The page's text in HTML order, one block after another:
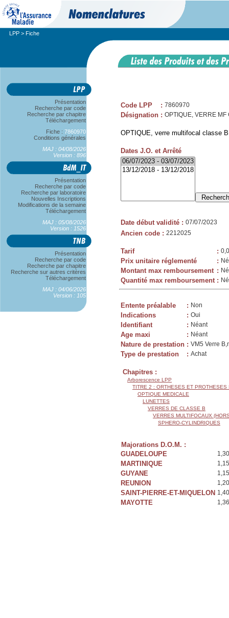
LPP > Fiche
Présentation
Recherche par code
Recherche par chapitre
Téléchargement
Fiche : 7860970
Conditions générales
MAJ : 04/08/2026
Version : 896
Présentation
Recherche par code
Recherche par laboratoire
Nouvelles Inscriptions
Modifications de la semaine
Téléchargement
MAJ : 05/08/2026
Version : 1526
Présentation
Recherche par code
Recherche par chapitre
Recherche sur autres critères
Téléchargement
MAJ : 04/06/2026
Version : 105
Code LPP : 7860970
Désignation : OPTIQUE, VERRE
OPTIQUE, verre multifocal classe
Dates J.O. et Arrêté
Date début validité : 07/07/2023
Ancien code : 2212025
Tarif :
Prix unitaire réglementé :
Montant max remboursement :
Quantité max remboursement :
Entente préalable : Non
Indications : Oui
Identifiant : Néant
Age maxi : Néant
Nature de prestation : VM5 Verre
Type de prestation : Achat
Chapitres :
Arborescence LPP
TITRE 2 : ORTHESES ET PROTHESES
OPTIQUE MEDICALE
LUNETTES
VERRES DE CLASSE B
VERRES MULTIFOCAUX
SPHERO-CYLINDRIQUES
Majorations D.O.M. :
GUADELOUPE
MARTINIQUE
GUYANE
REUNION
SAINT-PIERRE-ET-MIQUELON
MAYOTTE